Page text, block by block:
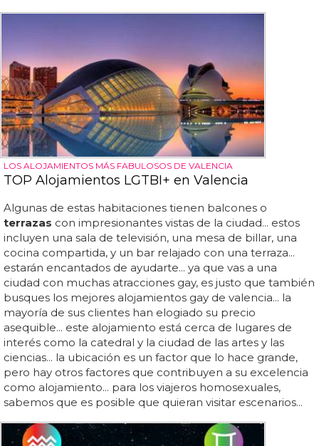
LOS ALOJAMIENTOS MÁS FABULOSOS DE VALENCIA
TOP Alojamientos LGTBI+ en Valencia
Algunas de estas habitaciones tienen balcones o
terrazas con impresionantes vistas de la ciudad... estos
incluyen una sala de televisión, una mesa de billar, una
cocina compartida, y un bar relajado con una terraza...
estarán encantados de ayudarte... ya que vas a una
ciudad con muchas atracciones gay, es justo que también
busques los mejores alojamientos gay de valencia... la
mayoría de sus clientes han elogiado su precio
asequible... este alojamiento está cerca de lugares de
interés como la catedral y la ciudad de las artes y las
ciencias... la ubicación es un factor que lo hace grande,
pero hay otros factores que contribuyen a su excelencia
como alojamiento... para los viajeros homosexuales,
sabemos que es posible que quieran visitar escenarios...